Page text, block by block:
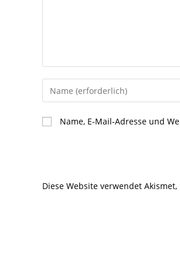
Gib
deinen
Namen
oder
ein
Name, E-Mail-Adresse und
Diese Website verwendet